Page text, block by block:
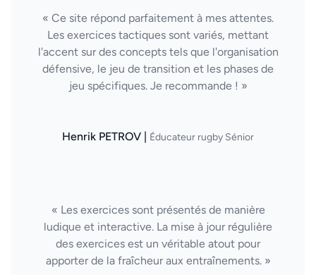
« Ce site répond parfaitement à mes attentes.
Les exercices tactiques sont variés, mettant
l'accent sur des concepts tels que l'organisation
défensive, le jeu de transition et les phases de
jeu spécifiques. Je recommande ! »
Henrik PETROV | Éducateur rugby Sénior
« Les exercices sont présentés de manière
ludique et interactive. La mise à jour régulière
des exercices est un véritable atout pour
apporter de la fraîcheur aux entraînements. »